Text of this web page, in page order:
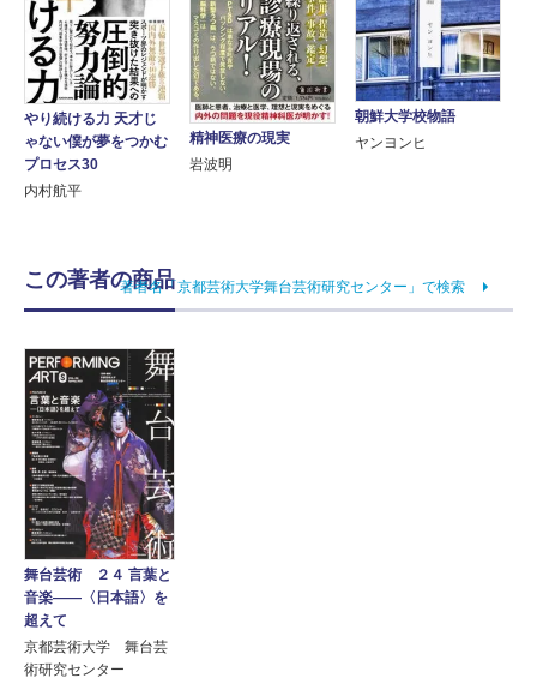
やり続ける力 天才じ
ゃない僕が夢をつかむ
プロセス30
内村航平
精神医療の現実
岩波明
朝鮮大学校物語
ヤンヨンヒ
この著者の商品著者名「京都芸術大学舞台芸術研究センター」で検索
舞台芸術 ２４ 言葉と
音楽――〈日本語〉を
超えて
京都芸術大学 舞台芸
術研究センター